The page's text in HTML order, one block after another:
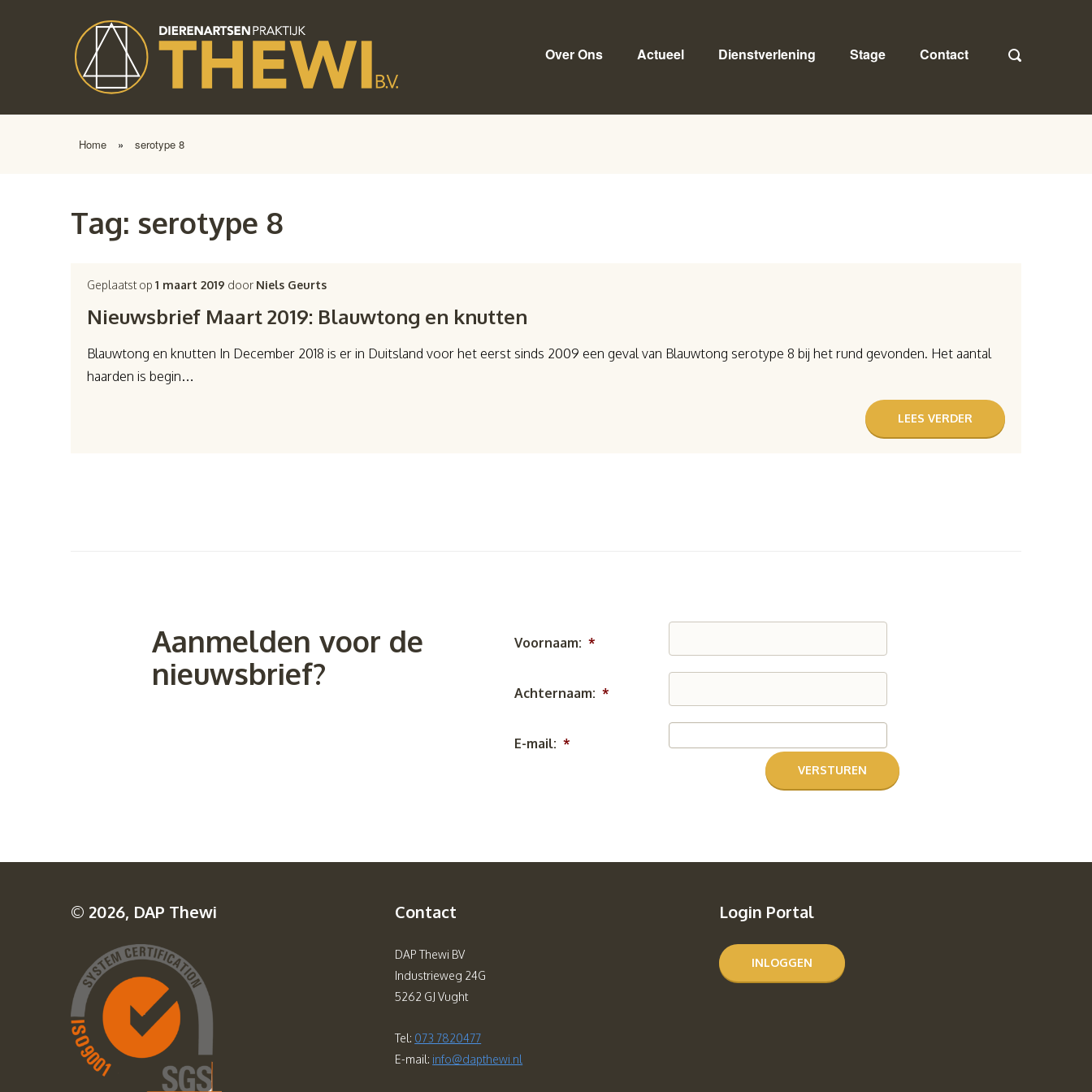
Over Ons Actueel Dienstverlening Stage Contact
Home » serotype 8
Tag: serotype 8
Geplaatst op1 maart 2019 door Niels Geurts
Nieuwsbrief Maart 2019: Blauwtong en knutten
Blauwtong en knutten In December 2018 is er in Duitsland voor het eerst sinds 2009 een geval van Blauwtong serotype 8 bij het rund gevonden. Het aantal
haarden is begin…
LEES VERDER
Aanmelden voor de
nieuwsbrief?
Voornaam: *
Achternaam: *
E-mail: *
© 2026, DAP Thewi Contact
DAP Thewi BV
Industrieweg 24G
5262 GJ Vught
Tel: 073 7820477
E-mail: info@dapthewi.nl
Login Portal
INLOGGEN